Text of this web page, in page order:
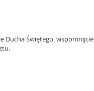
Ducha Świętego, wspomnijcie